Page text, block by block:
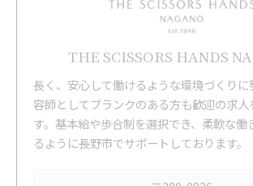
THE SCISSORS HANDS
長く、安心して働けるような環境づくりに
容師としてブランクのある方も歓迎の求人
す。基本給や歩合制を選択でき、柔軟な働
るように長野市でサポートしております。